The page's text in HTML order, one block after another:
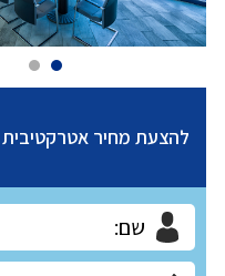
להצעת מחיר אטרקטיבית